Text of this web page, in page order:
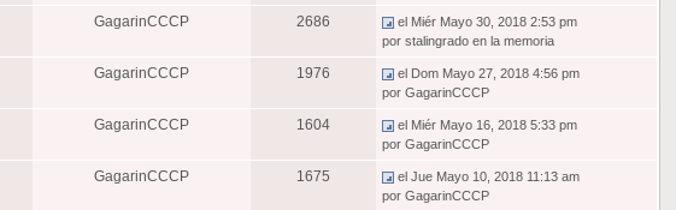
GagarinCCCP 2686
el Miér Mayo 30, 2018 2:53 pm
por stalingrado en la memoria
GagarinCCCP 1976
el Dom Mayo 27, 2018 4:56 pm
por GagarinCCCP
GagarinCCCP 1604
el Miér Mayo 16, 2018 5:33 pm
por GagarinCCCP
GagarinCCCP 1675
el Jue Mayo 10, 2018 11:13 am
por GagarinCCCP